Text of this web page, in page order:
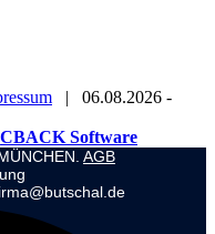
|
06.08.2026 -
CBACK Software
AGB